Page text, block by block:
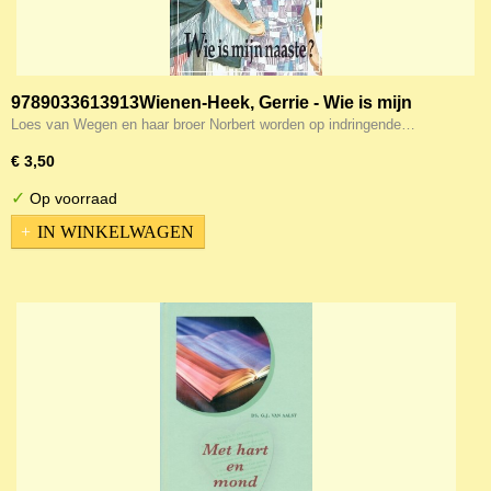
9789033613913Wienen-Heek, Gerrie - Wie is mijn
naaste? 9789033613913
Loes van Wegen en haar broer Norbert worden op indringende…
€ 3,50
✓ Op voorraad
IN WINKELWAGEN